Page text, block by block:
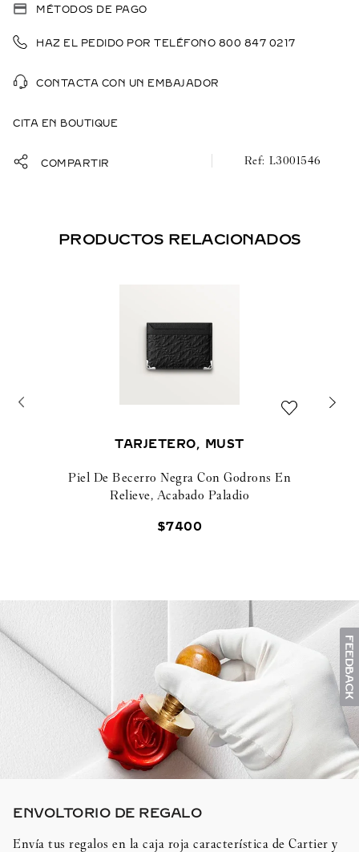
MÉTODOS DE PAGO
HAZ EL PEDIDO POR TELÉFONO 800 847 0217
CONTACTA CON UN EMBAJADOR
CITA EN BOUTIQUE
COMPARTIR L3001546
PRODUCTOS RELACIONADOS
TARJETERO, MUST
Piel De Becerro Negra Con Godrons En
Relieve, Acabado Paladio
$7400
ENVOLTORIO DE REGALO​
Envía tus regalos en la caja roja característica de Cartier y